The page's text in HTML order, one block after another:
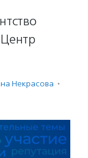
Некрасова ·